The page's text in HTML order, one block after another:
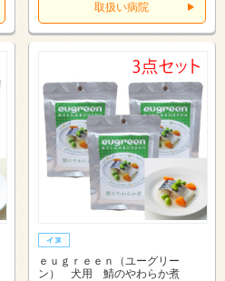
取扱い病院
ｅｕｇｒｅｅｎ（ユーグリー
ン） 犬用 鯖のやわらか煮